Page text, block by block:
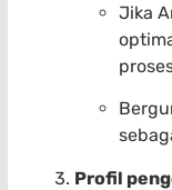
Jika
Profil